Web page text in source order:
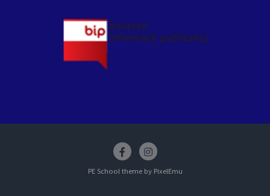
Facebookinsstagram
PE School theme by PixelEmu